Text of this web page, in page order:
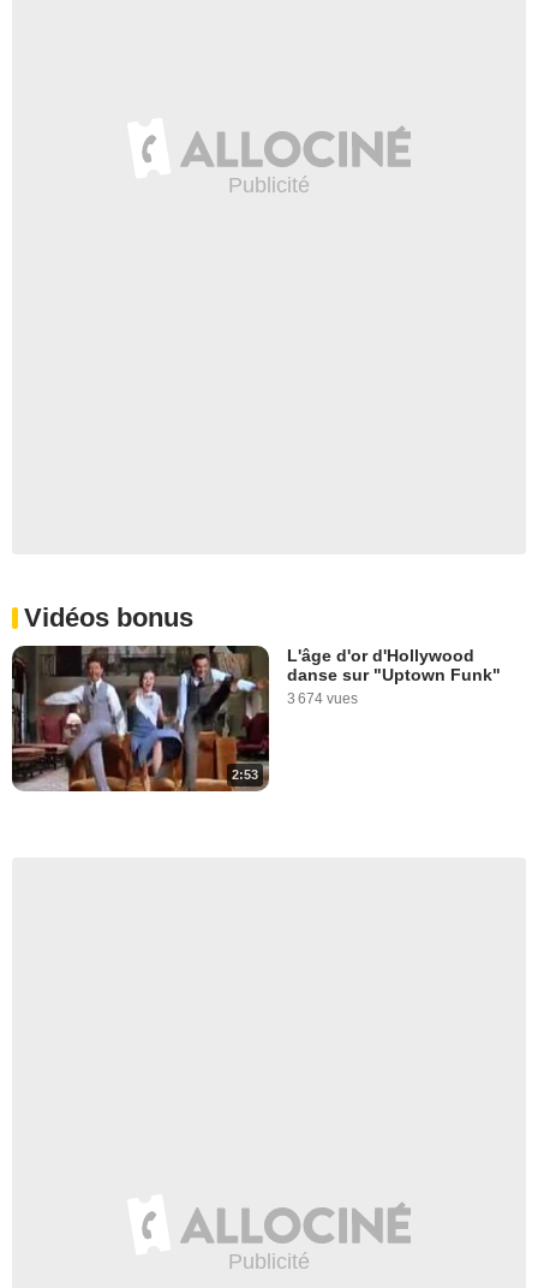
Vidéos bonus
2:53
L'âge d'or d'Hollywood
danse sur "Uptown Funk"
3 674 vues